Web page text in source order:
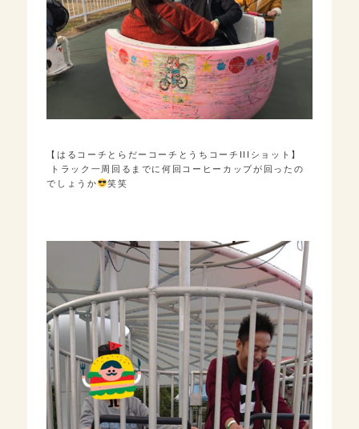
【はるコーチとらだーコーチとうちコーチIIIショット】
トラック一周回るまでに何回コーヒーカップが回ったの
でしょうか
笑笑